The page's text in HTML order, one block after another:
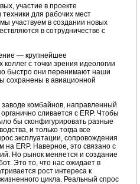
участие в проекте
техники для рабочих мест
участвуем в создании новых
в сотрудничестве с
— крупнейшее
с точки зрения идеологии
быстро они перенимают наши
сохранены в авиационной
комбайнов, направленный
органично сливается с ERP. Чтобы
бы сконфигурировать разные
и только тогда все
эксплуатации, сопровождения
на ERP. Наверное, это связано с
Но рынок меняется и создание
Это то, что нас ожидает в
рост интереса к
цикла. Реальный спрос